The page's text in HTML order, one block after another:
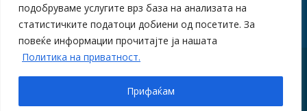
подобруваме услугите врз база на анализата на
статистичките податоци добиени од посетите. За
повеќе информации прочитајте ја нашата
Политика на приватност.
Прифаќам
© Знаци на времето